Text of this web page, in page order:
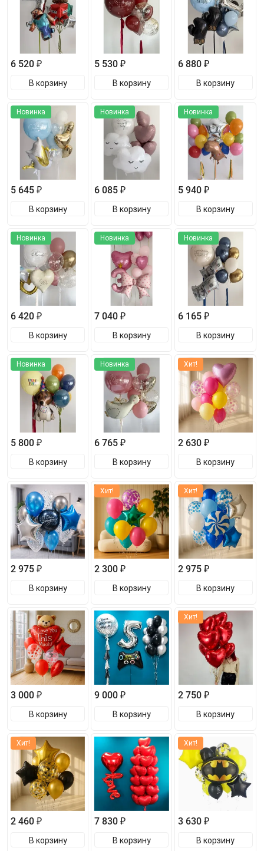
6 520 ₽
В корзину
5 530 ₽
В корзину
6 880 ₽
В корзину
Новинка
5 645 ₽
В корзину
Новинка
6 085 ₽
В корзину
Новинка
5 940 ₽
В корзину
Новинка
6 420 ₽
В корзину
Новинка
7 040 ₽
В корзину
Новинка
6 165 ₽
В корзину
Новинка
5 800 ₽
В корзину
Новинка
6 765 ₽
В корзину
Хит!
2 630 ₽
В корзину
2 975 ₽
В корзину
Хит!
2 300 ₽
В корзину
Хит!
2 975 ₽
В корзину
3 000 ₽
В корзину
9 000 ₽
В корзину
Хит!
2 750 ₽
В корзину
Хит!
2 460 ₽
В корзину
7 830 ₽
В корзину
Хит!
3 630 ₽
В корзину